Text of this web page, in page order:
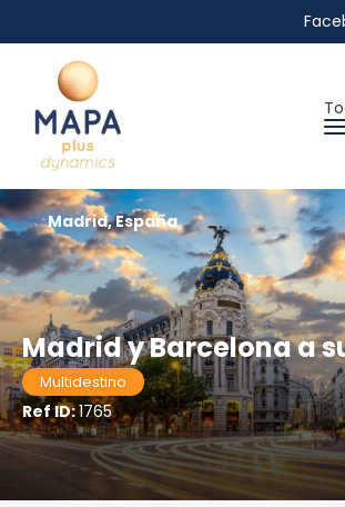
Madrid y Barcelona a
Multidestino
Ref ID:1765
Madrid, España